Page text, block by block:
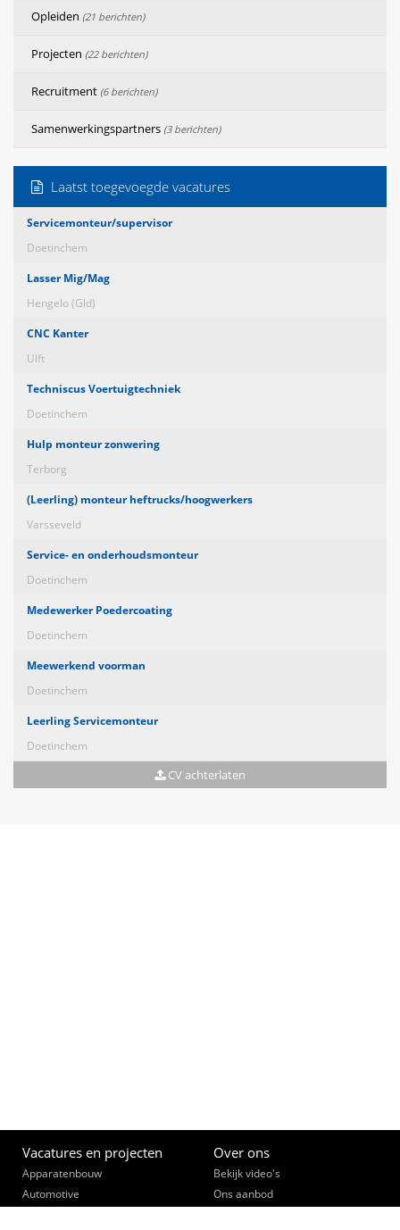
Opleiden (21 berichten)
Projecten (22 berichten)
Recruitment (6 berichten)
Samenwerkingspartners (3 berichten)
Laatst toegevoegde vacatures
Servicemonteur/supervisor
Doetinchem
Lasser Mig/Mag
Hengelo (Gld)
CNC Kanter
Ulft
Techniscus Voertuigtechniek
Doetinchem
Hulp monteur zonwering
Terborg
(Leerling) monteur heftrucks/hoogwerkers
Varsseveld
Service- en onderhoudsmonteur
Doetinchem
Medewerker Poedercoating
Doetinchem
Meewerkend voorman
Doetinchem
Leerling Servicemonteur
Doetinchem
CV achterlaten
Vacatures en projecten
Apparatenbouw
Automotive
Over ons
Bekijk video's
Ons aanbod